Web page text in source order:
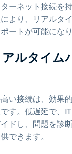
ーネット接続を
より、リアルタ
ートが可能になり
ルタイム
い接続は、効果
す。低遅延で、
ドし、問題を診
できます。